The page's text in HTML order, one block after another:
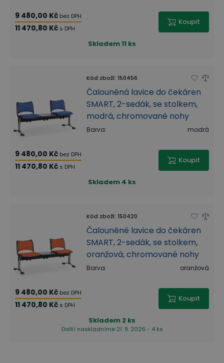
9 480,00 Kč bez DPH
11 470,80 Kč s DPH
Koupit
Skladem11 ks
Kód zboží: 150456
Čalouněná lavice do čekáren
SMART, 2-sedák, se stolkem,
modrá, chromované nohy
Barva: modrá
9 480,00 Kč bez DPH
11 470,80 Kč s DPH
Koupit
Skladem 4 ks
Kód zboží: 150420
Čalouněné lavice do čekáren
SMART, 2-sedák, se stolkem,
oranžová, chromované nohy
Barva: oranžová
9 480,00 Kč bez DPH
11 470,80 Kč s DPH
Koupit
Skladem 2 ks
Další naskladníme 21. 9. 2026 - 4 ks